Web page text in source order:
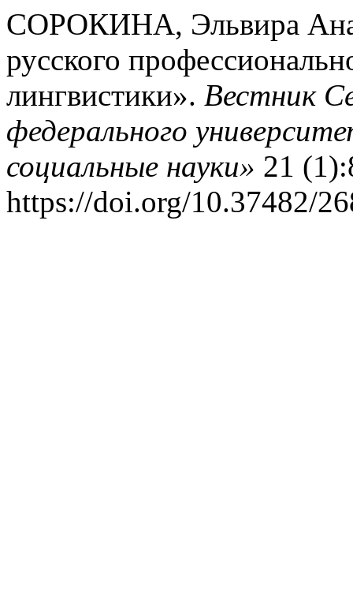
СОРОКИНА, Эльвира
русского
лингвистики». Вестник
федерального
социальные науки» 21
https://doi.org/10.37482/